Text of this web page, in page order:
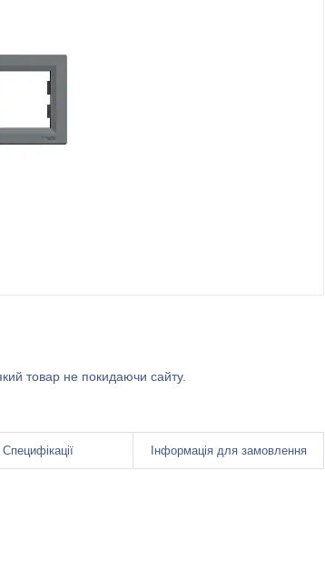
товар не покидаючи сайту.
Специфікації Інформація для замовлення